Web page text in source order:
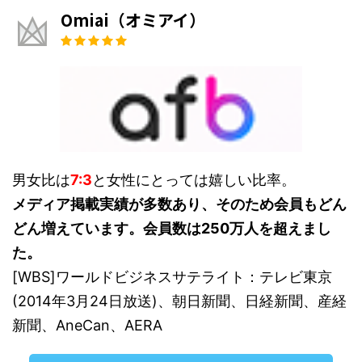
Omiai（オミアイ）
男女比は7:3と女性にとっては嬉しい比率。
メディア掲載実績が多数あり、そのため会員もどん
どん増えています。会員数は250万人を超えまし
た。
[WBS]ワールドビジネスサテライト：テレビ東京
(2014年3月24日放送)、朝日新聞、日経新聞、産経
新聞、AneCan、AERA